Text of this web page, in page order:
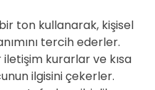
ton kullanarak, kişisel
tercih ederler.
kurarlar ve kısa
ilgisini çekerler.